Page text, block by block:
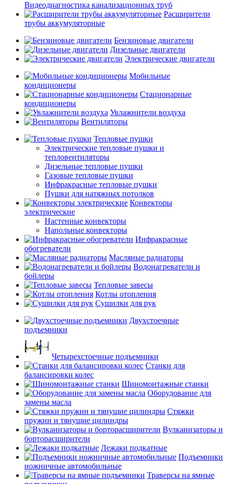
Видеодиагностика канализационных труб
Расширители
трубы аккумуляторные
Бензиновые двигатели
Дизельные двигатели
Электрические двигатели
Мобильные
кондиционеры
Стационарные
кондиционеры
Увлажнители воздуха
Вентиляторы
Тепловые пушки
Электрические тепловые пушки и
тепловентиляторы
Дизельные тепловые пушки
Газовые тепловые пушки
Инфракрасные тепловые пушки
Пушки для натяжных потолков
Конвекторы
электрические
Настенные конвекторы
Напольные конвекторы
Инфракрасные
обогреватели
Масляные радиаторы
Водонагреватели и
бойлеры
Тепловые завесы
Котлы отопления
Сушилки для рук
Двухстоечные
подъемники
Четырехстоечные подъемники
Станки для
балансировки колес
Шиномонтажные станки
Оборудование для
замены масла
Стяжки
пружин и тянущие цилиндры
Вулканизаторы и
борторасширители
Лежаки подкатные
Подъемники
ножничные автомобильные
Траверсы на ямные